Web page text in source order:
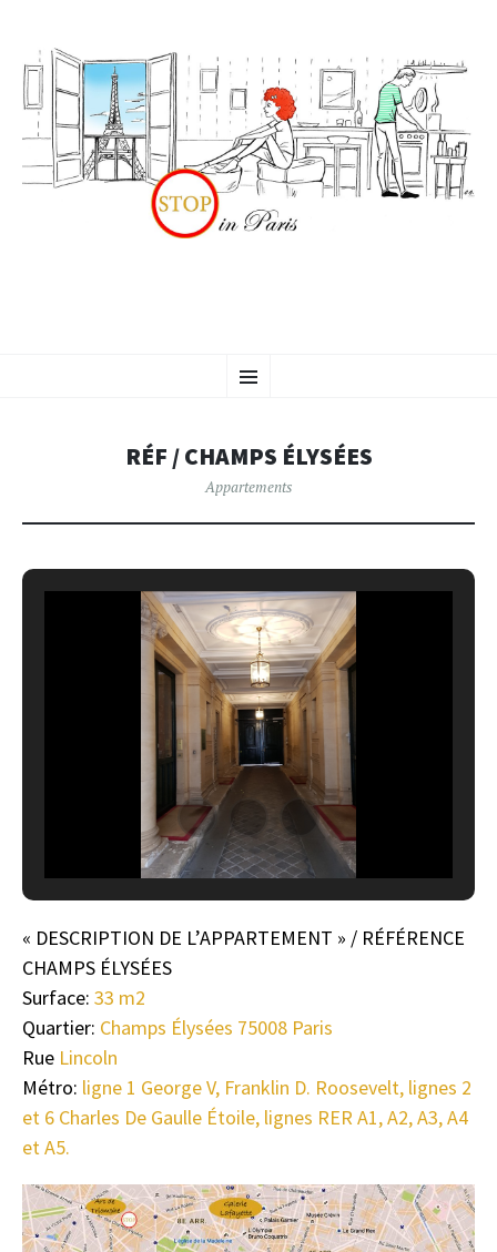
Menu
AU
RÉF / CHAMPS ÉLYSÉES
Appartements
« DESCRIPTION DE L’APPARTEMENT » / RÉFÉRENCE
CHAMPS ÉLYSÉES
Surface: 33 m2
Quartier: Champs Élysées 75008 Paris
Rue Lincoln
Métro: ligne 1 George V, Franklin D. Roosevelt, lignes 2
et 6 Charles De Gaulle Étoile, lignes RER A1, A2, A3, A4
et A5.